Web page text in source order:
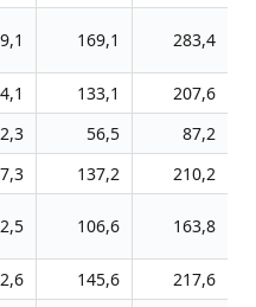
169,1 283,4
133,1
207,6
56,5
87,2
137,2
210,2
106,6 163,8
145,6
217,6